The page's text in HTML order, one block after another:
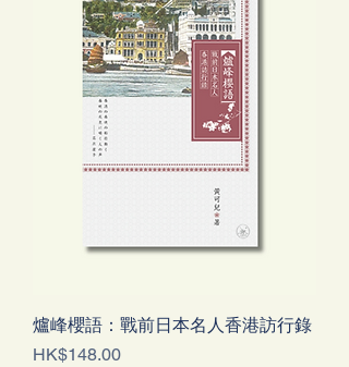
爐峰櫻語：戰前日本名人香港訪行錄
價格
HK$148.00